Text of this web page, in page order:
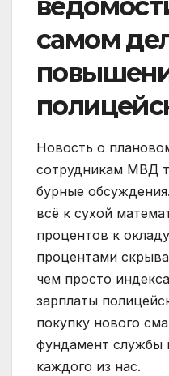
самом
Новость о
сотрудникам МВД
бурные
всё к сухой
процентов к
процентами
чем просто
зарплаты
покупку нового
фундамент службы
каждого из нас.